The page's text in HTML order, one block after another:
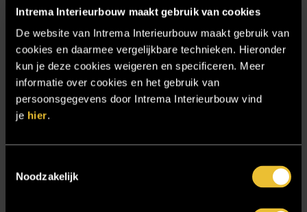
Intrema Interieurbouw maakt gebruik van cookies
De website van Intrema Interieurbouw maakt gebruik van
cookies en daarmee vergelijkbare technieken. Hieronder
kun je deze cookies weigeren en specificeren. Meer
informatie over cookies en het gebruik van
persoonsgegevens door Intrema Interieurbouw vind
je hier.
Noodzakelijk
SIDN
Trebbe MiddenWest
TV lift
Twentsch Hooratelier
Vacature Allround monteur interieurbouwer